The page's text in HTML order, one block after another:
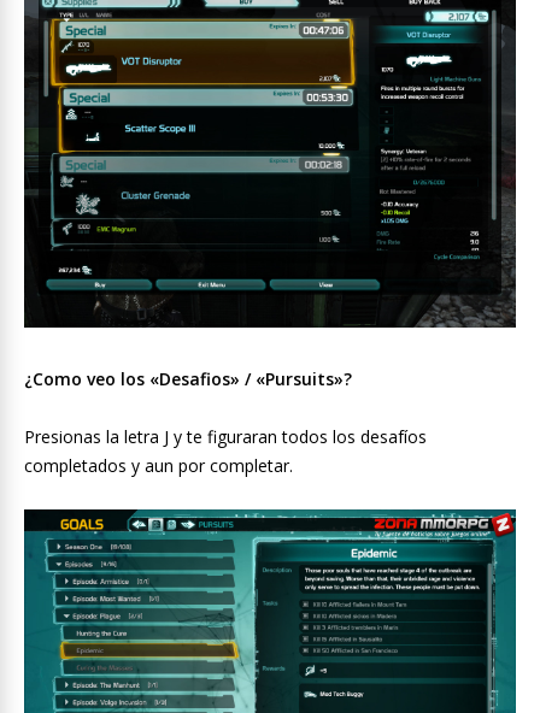
¿Como veo los «Desafios» / «Pursuits»?
Presionas la letra J y te figuraran todos los desafíos
completados y aun por completar.